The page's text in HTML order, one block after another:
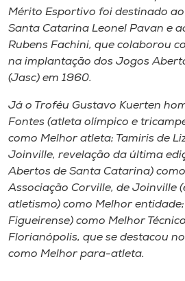
Mérito Esportivo foi destinado
Santa Catarina Leonel Pavan e
Rubens Fachini, que colaborou
na implantação dos Jogos
(Jasc) em 1960.
Já o Troféu Gustavo Kuerten
Fontes (atleta olímpico e
como Melhor atleta; Tamiris de
Joinville, revelação da última
Abertos de Santa Catarina)
Associação Corville, de Joinville
atletismo) como Melhor
Figueirense) como Melhor
Florianópolis, que se destacou
como Melhor para-atleta.